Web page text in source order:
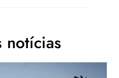
notícias